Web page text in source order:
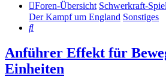
Foren-Übersicht Schwerkraft-
Der Kampf um England Sonstiges
Suche
Anführer Effekt für
Einheiten